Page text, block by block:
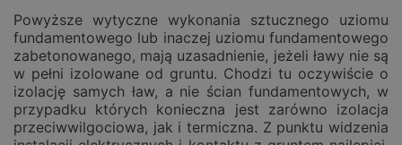
Powyższe wytyczne wykonania sztucznego uziomu
fundamentowego lub inaczej uziomu fundamentowego
zabetonowanego, mają uzasadnienie, jeżeli ławy nie są
w pełni izolowane od gruntu. Chodzi tu oczywiście o
izolację samych ław, a nie ścian fundamentowych, w
przypadku których konieczna jest zarówno izolacja
przeciwwilgociowa, jak i termiczna. Z punktu widzenia